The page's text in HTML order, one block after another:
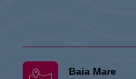
Baia Mare